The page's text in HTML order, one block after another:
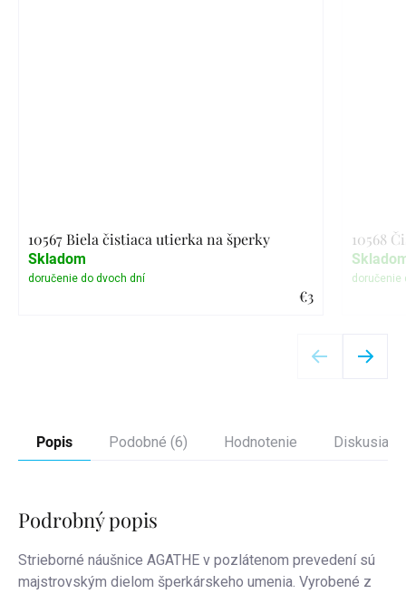
10567 Biela čistiaca utierka na šperky
€3
Skladom
10568
Popis Podobné (6) Hodnotenie Diskusia
Podrobný popis
Strieborné náušnice AGATHE v pozlátenom prevedení sú
majstrovským dielom šperkárskeho umenia. Vyrobené z